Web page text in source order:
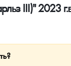
III)" 2023